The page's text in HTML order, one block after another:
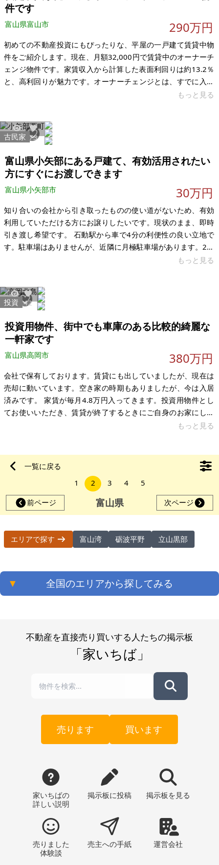
件です
富山県富山市 290万円
初めての不動産投資にもぴったりな、平屋の一戸建て賃貸中物
件をご紹介します。現在、月額32,000円で賃貸中のオーナーチ
ェンジ物件です。家賃収入から計算した表面利回りは約13.2％
と、高利回りが魅力です。オーナーチェンジとは、すでに入居
者がいる物件を、そのまま収益用として引き継げる仕組みのこ
建てで、間取りは3DK（50.47㎡）です。和室3部屋にキッチン
のある使い勝手の良い間取りで、一人暮らしやご夫婦にもぴっ
たりです。平屋なので階段がなく、バリアフリーに近い暮らし
が叶う点も好評で
もっと見る
13881 73
古民家
富山県小矢部にある戸建て、有効活用されたい
方にすぐにお渡しできます
富山県小矢部市 30万円
知り合いの会社から引き取ったものの使い道がないため、有効
利用していただける方にお譲りしたいです。現状のまま、即時
引き渡し希望です。 石動駅から車で4分の利便性の良い立地で
す。駐車場はありませんが、近隣に月極駐車場があります。2軒
つながっている一戸建てです。残置物が少しあります。汲み取
構造：木造 現況：空室 希望価格：30万円 ※現状有姿、および
公簿売買でのお取引きとなります。 ※問い合わせ多数あるいは
取引条件等により、上記と実際の取引価格とが異なる価格にて
もっと見る
879242
投資
投資用物件、街中でも車庫のある比較的綺麗な
一軒家です
富山県高岡市 380万円
会社で保有しております。賃貸にも出していましたが、現在は
売却に動いています。空き家の時期もありましたが、今は入居
済みです。 家賃が毎月4.8万円入ってきます。投資用物件とし
てお使いいただき、賃貸が終了するときにご自身のお家にして
いただくこともできます。早めにお引き取りいただけることを
ーが近く利便性が良いです。土地の積算価格2,913,410円、投
資物件としてもおすすめです。キッチン、トイレは綺麗です
が、風呂が古くリフォームが必要かもしれません。車庫は屋根
付きで高さ制限があります
もっと見る
一覧に戻る
1
2 3 4
5
前ページ
富山県 次ページ
エリアで探す 富山湾 砺波平野 立山黒部
▼ 全国のエリアから探してみる
不動産を直接売り買いする人たちの掲示板
「家いちば」
売ります 買います
家いちばの
詳しい説明
掲示板に投稿 掲示板 を見る
売りました
体験談
売主への手紙 運営会社